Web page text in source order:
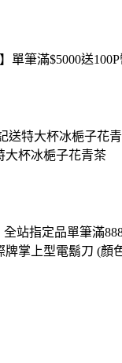
單筆滿$5000送
送特大杯冰梔子花
大杯冰梔子花青茶
全站指定品單筆滿
牌掌上型電鬍刀 (顏